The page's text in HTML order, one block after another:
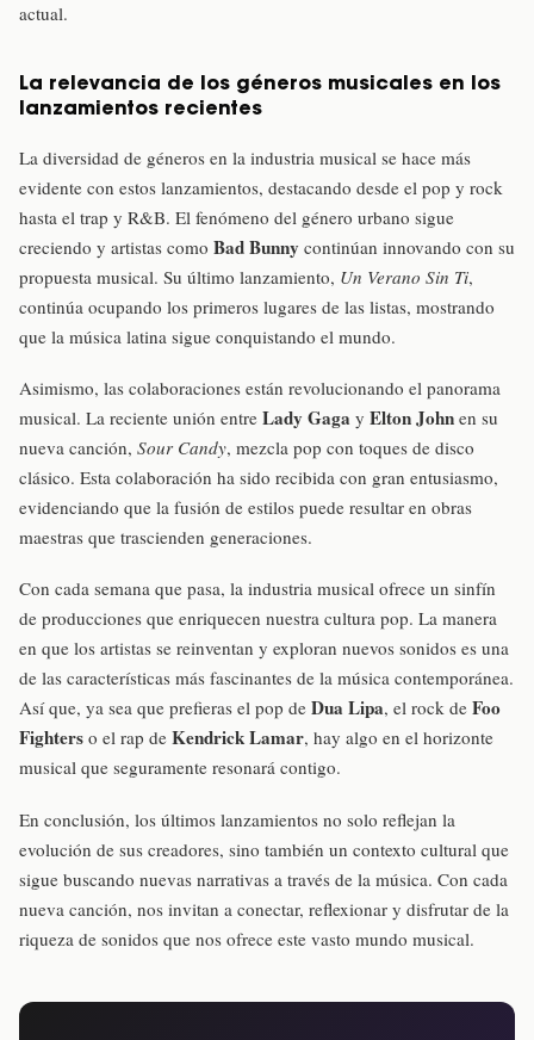
actual.
La relevancia de los géneros musicales en los
lanzamientos recientes
La diversidad de géneros en la industria musical se hace más
evidente con estos lanzamientos, destacando desde el pop y rock
hasta el trap y R&B. El fenómeno del género urbano sigue
creciendo y artistas como Bad Bunny continúan innovando con su
propuesta musical. Su último lanzamiento, Un Verano Sin Ti,
continúa ocupando los primeros lugares de las listas, mostrando
que la música latina sigue conquistando el mundo.
Asimismo, las colaboraciones están revolucionando el panorama
musical. La reciente unión entre Lady Gaga y Elton John en su
nueva canción, Sour Candy, mezcla pop con toques de disco
clásico. Esta colaboración ha sido recibida con gran entusiasmo,
evidenciando que la fusión de estilos puede resultar en obras
maestras que trascienden generaciones.
Con cada semana que pasa, la industria musical ofrece un sinfín
de producciones que enriquecen nuestra cultura pop. La manera
en que los artistas se reinventan y exploran nuevos sonidos es una
de las características más fascinantes de la música contemporánea.
Así que, ya sea que prefieras el pop de Dua Lipa, el rock de Foo
Fighters o el rap de Kendrick Lamar, hay algo en el horizonte
musical que seguramente resonará contigo.
En conclusión, los últimos lanzamientos no solo reflejan la
evolución de sus creadores, sino también un contexto cultural que
sigue buscando nuevas narrativas a través de la música. Con cada
nueva canción, nos invitan a conectar, reflexionar y disfrutar de la
riqueza de sonidos que nos ofrece este vasto mundo musical.